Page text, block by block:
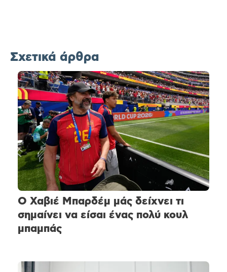
Σχετικά άρθρα
Ο Χαβιέ Μπαρδέμ μάς δείχνει τι
σημαίνει να είσαι ένας πολύ κουλ
μπαμπάς